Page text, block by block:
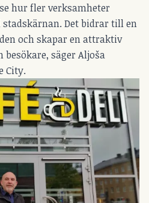
hur fler verksamheter
Det bidrar till en
och skapar en attraktiv
besökare, säger Aljoša
City.